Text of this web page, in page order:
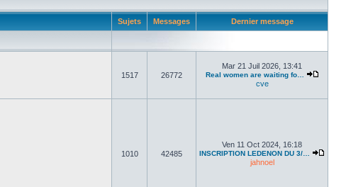
Sujets Messages Dernier message
1517 26772
Mar 21 Juil 2026, 13:41
Real women are waiting fo…
cve
1010 42485
Ven 11 Oct 2024, 16:18
INSCRIPTION LEDENON DU 3/…
jahnoel